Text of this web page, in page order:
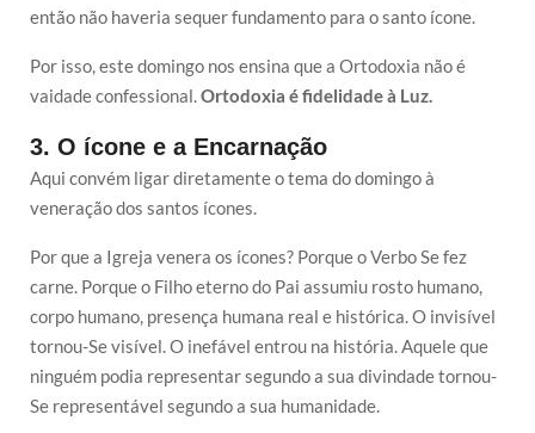
então não haveria sequer fundamento para o santo ícone.
Por isso, este domingo nos ensina que a Ortodoxia não é
vaidade confessional.Ortodoxia é fidelidade à Luz.
3. O ícone e a Encarnação
Aqui convém ligar diretamente o tema do domingo à
veneração dos santos ícones.
Por que a Igreja venera os ícones? Porque o Verbo Se fez
carne. Porque o Filho eterno do Pai assumiu rosto humano,
corpo humano, presença humana real e histórica. O invisível
tornou-Se visível. O inefável entrou na história. Aquele que
ninguém podia representar segundo a sua divindade tornou-
Se representável segundo a sua humanidade.